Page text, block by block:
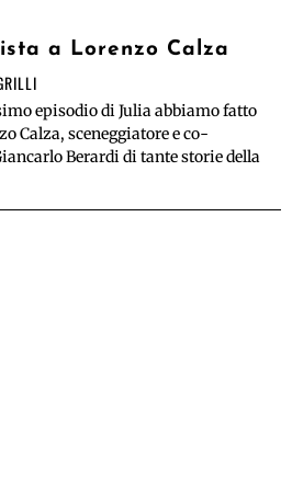
a Lorenzo Calza
episodio di Julia abbiamo fatto
Calza, sceneggiatore e co-
Berardi di tante storie della